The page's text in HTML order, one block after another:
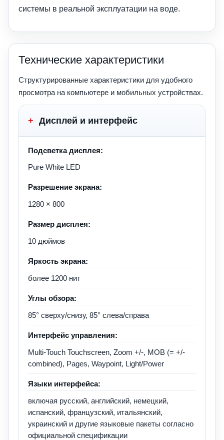
системы в реальной эксплуатации на воде.
Технические характеристики
Структурированные характеристики для удобного
просмотра на компьютере и мобильных устройствах.
+ Дисплей и интерфейс
Подсветка дисплея:
Pure White LED
Разрешение экрана:
1280 × 800
Размер дисплея:
10 дюймов
Яркость экрана:
более 1200 нит
Углы обзора:
85° сверху/снизу, 85° слева/справа
Интерфейс управления:
Multi-Touch Touchscreen, Zoom +/-, MOB (= +/-
combined), Pages, Waypoint, Light/Power
Языки интерфейса:
включая русский, английский, немецкий,
испанский, французский, итальянский,
украинский и другие языковые пакеты согласно
официальной спецификации